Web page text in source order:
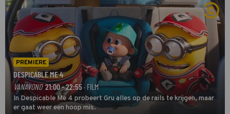
PREMIERE
DESPICABLE ME 4
VANAVOND 21:00 - 22:55 · FILM
In Despicable Me 4 probeert Gru alles op de rails te krijgen, maar
er gaat weer een hoop mis.